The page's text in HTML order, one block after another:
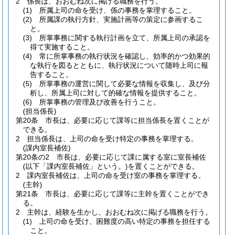
(1)
所属上司の命を受け、係の事務を掌理すること。
(2)
所属課の執行方針、実施計画等の策定に参画するこ
と。
(3)
所掌事務に関する執行計画を立て、所属上司の承認を
得て実施すること。
(4)
常に所掌事務の執行状況を確認し、効率的かつ効果的
な執行を図るとともに、執行状況について随時上司に報
告すること。
(5)
所掌事務の運営に関して必要な情報を収集し、及び分
析し、所属上司に対して的確な情報を提供すること。
(6)
所掌事務の管理及び改善を行うこと。
(担当係長)
第20条
市長は、必要に応じて課等に担当係長を置くことが
できる。
2
担当係長は、上司の命を受け特定の事務を掌理する。
(課内室長補佐)
第20条の2
市長は、必要に応じて課に属する室に室長補佐
(以下「課内室長補佐」という。)を置くことができる。
2
課内室長補佐は、上司の命を受け室の事務を掌理する。
(主幹)
第21条
市長は、必要に応じて課等に主幹を置くことができ
る。
2
主幹は、経験を生かし、おおむね次に掲げる職務を行う。
(1)
上司の命を受け、困難度の高い特定の事務を担任する
こと。